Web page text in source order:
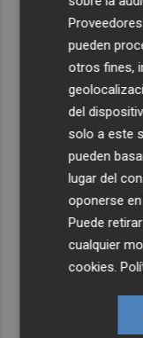
pueden
otros fines,
del
solo a este
pueden
lugar del
oponerse
Puede
cualquier
cookies .